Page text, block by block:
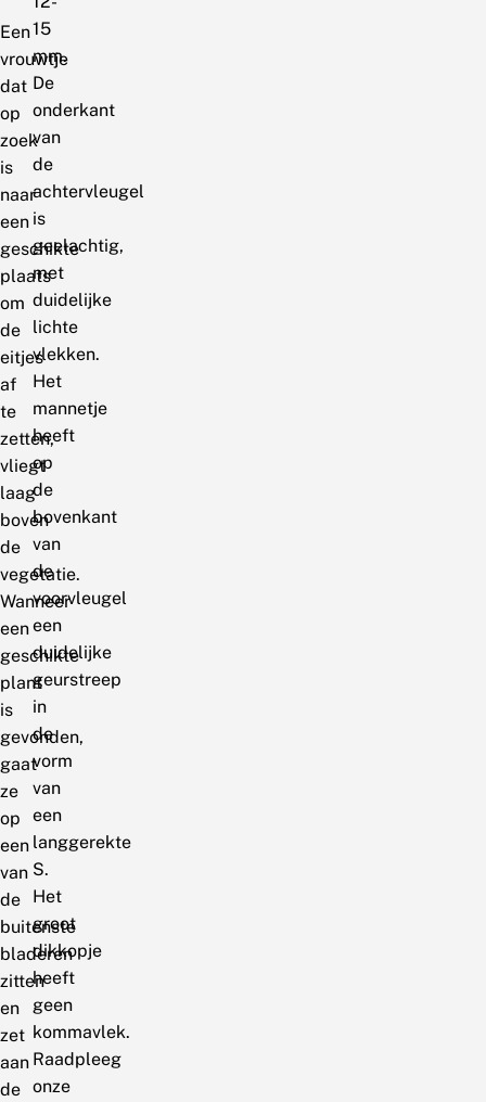
Een
vrouwtje
dat
op
zoek
is
naar
een
geschikte
plaats
om
de
eitjes
af
te
zetten,
vliegt
laag
boven
de
vegetatie.
Wanneer
een
geschikte
plant
is
gevonden,
gaat
ze
op
een
van
de
buitenste
bladeren
zitten
en
zet
aan
de
15
mm.
De
onderkant
van
de
achtervleugel
is
geelachtig,
met
duidelijke
lichte
vlekken.
Het
mannetje
heeft
op
de
bovenkant
van
de
voorvleugel
een
duidelijke
geurstreep
in
de
vorm
van
een
langgerekte
S.
Het
groot
dikkopje
heeft
geen
kommavlek.
Raadpleeg
onze